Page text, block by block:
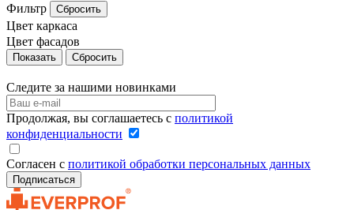
Фильтр Сбросить
Цвет каркаса
Цвет фасадов
Сбросить
Следите за нашими новинками
Продолжая, вы соглашаетесь с политикой
конфиденциальности
Согласен с политикой обработки персональных данных